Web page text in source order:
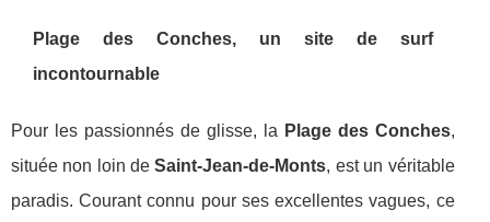
Plage des Conches, un site de surf
incontournable
Pour les passionnés de glisse, la Plage des Conches,
située non loin deSaint-Jean-de-Monts, est un véritable
paradis. Courant connu pour ses excellentes vagues, ce